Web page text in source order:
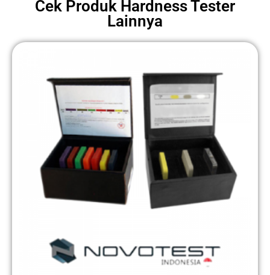
Cek Produk Hardness Tester
Lainnya